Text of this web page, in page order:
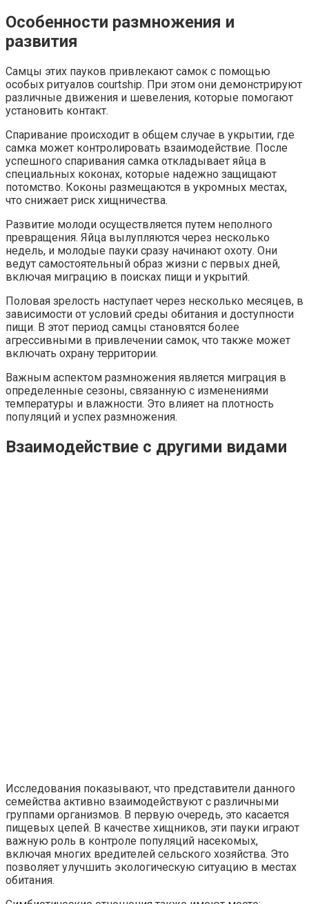
Особенности размножения и
развития
Самцы этих пауков привлекают самок с помощью
особых ритуалов courtship. При этом они демонстрируют
различные движения и шевеления, которые помогают
установить контакт.
Спаривание происходит в общем случае в укрытии, где
самка может контролировать взаимодействие. После
успешного спаривания самка откладывает яйца в
специальных коконах, которые надежно защищают
потомство. Коконы размещаются в укромных местах,
что снижает риск хищничества.
Развитие молоди осуществляется путем неполного
превращения. Яйца вылупляются через несколько
недель, и молодые пауки сразу начинают охоту. Они
ведут самостоятельный образ жизни с первых дней,
включая миграцию в поисках пищи и укрытий.
Половая зрелость наступает через несколько месяцев, в
зависимости от условий среды обитания и доступности
пищи. В этот период самцы становятся более
агрессивными в привлечении самок, что также может
включать охрану территории.
Важным аспектом размножения является миграция в
определенные сезоны, связанную с изменениями
температуры и влажности. Это влияет на плотность
популяций и успех размножения.
Взаимодействие с другими видами
Исследования показывают, что представители данного
семейства активно взаимодействуют с различными
группами организмов. В первую очередь, это касается
пищевых цепей. В качестве хищников, эти пауки играют
важную роль в контроле популяций насекомых,
включая многих вредителей сельского хозяйства. Это
позволяет улучшить экологическую ситуацию в местах
обитания.